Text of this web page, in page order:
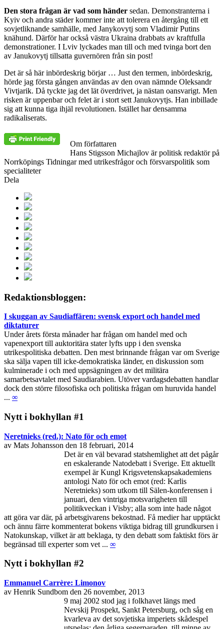
Den stora frågan är vad som händer sedan. Demonstranterna i
Kyiv och andra städer kommer inte att tolerera en återgång till ett
sovjetliknande samhälle, med Janykovytj som Vladimir Putins
knähund. Därför har också västra Ukraina drabbats av kraftfulla
demonstrationer. I Lviv lyckades man till och med tvinga bort den
av Janukovytj tillsatta guvernören från sin post!
Det är så här inbördeskrig börjar … Just den termen, inbördeskrig,
hörde jag första gången användas av den ovan nämnde Oleksandr
Vivtjarik. Då tyckte jag det lät överdrivet, ja nästan oansvarigt. Men
risken är uppenbar och felet är i stort sett Janukovytjs. Han inbillade
sig att kunna tiga ihjäl revolutionen. Istället har densamma
radikaliserats.
Om författaren
Hans Stigsson Michajlov är politisk redaktör på
Norrköpings Tidningar med utrikesfrågor och försvarspolitik som
specialiteter
Dela
Redaktionsbloggen:
I skuggan av Saudiaffären: svensk export och handel med
diktaturer
Under årets första månader har frågan om handel med och
vapenexport till auktoritära stater lyfts upp i den svenska
utrikespolitiska debatten. Den mest brinnande frågan var om Sverige
ska sälja vapen till icke-demokratiska länder, en diskussion som
kulminerade i och med uppsägningen av det militära
samarbetsavtalet med Saudiarabien. Utöver vardagsdebatten handlar
dock den större filosofiska och politiska frågan om huruvida handel
... ∞
Nytt i bokhyllan #1
Neretnieks (red.): Nato för och emot
av Mats Johansson den 18 februari, 2014
Det är en väl bevarad statshemlighet att det pågår
en eskalerande Natodebatt i Sverige. Ett aktuellt
exempel är Kungl Krigsvetenskapsakademiens
antologi Nato för och emot (red: Karlis
Neretnieks) som utkom till Sälen-konferensen i
januari, den vintriga motsvarigheten till
politikveckan i Visby; alla som inte hade något
att göra var där, på arbetsgivarens bekostnad. Få medier har upptäckt
och ännu färre kommenterat bokens viktiga bidrag till grundkursen i
Natokunskap, vilket är att beklaga, ty den debatt som faktiskt förs är
begränsad till experter som vet ... ∞
Nytt i bokhyllan #2
Emmanuel Carrère: Limonov
av Henrik Sundbom den 26 november, 2013
9 maj 2002 stod jag i folkhavet längs med
Nevskij Prospekt, Sankt Petersburg, och såg en
kvarleva av det sovjetiska imperiets skådespel